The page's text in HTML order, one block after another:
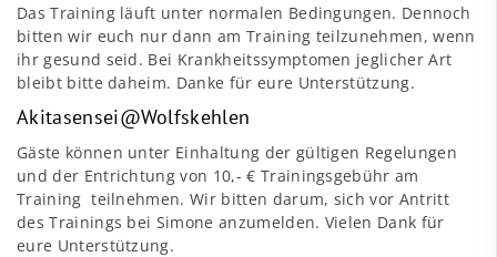
Das Training läuft unter normalen Bedingungen. Dennoch
bitten wir euch nur dann am Training teilzunehmen, wenn
ihr gesund seid. Bei Krankheitssymptomen jeglicher Art
bleibt bitte daheim. Danke für eure Unterstützung.
Akitasensei@Wolfskehlen
Gäste können unter Einhaltung der gültigen Regelungen
und der Entrichtung von 10,- € Trainingsgebühr am
Training teilnehmen. Wir bitten darum, sich vor Antritt
des Trainings bei Simone anzumelden. Vielen Dank für
eure Unterstützung.